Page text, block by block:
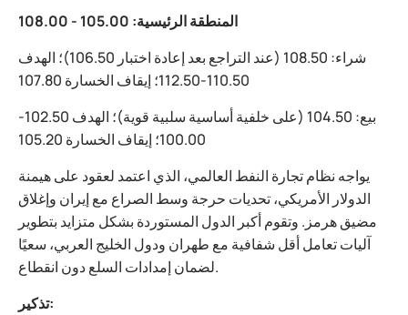
المنطقة الرئيسية: 105.00 - 108.00
شراء: 108.50 (عند التراجع بعد إعادة اختبار 106.50)؛ الهدف
110.50-112.50؛ إيقاف الخسارة 107.80
بيع: 104.50 (على خلفية أساسية سلبية قوية)؛ الهدف 102.50-
100.00؛ إيقاف الخسارة 105.20
يواجه نظام تجارة النفط العالمي، الذي اعتمد لعقود على هيمنة
الدولار الأمريكي، تحديات حرجة وسط الصراع مع إيران وإغلاق
مضيق هرمز. وتقوم أكبر الدول المستوردة بشكل متزايد بتطوير
آليات تعامل أقل شفافية مع طهران ودول الخليج العربي، سعيًا
لضمان إمدادات السلع دون انقطاع.
تذكير: